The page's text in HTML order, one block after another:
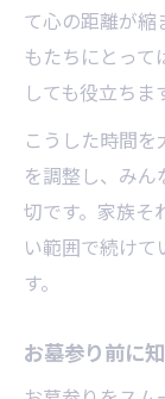
て心の距離が縮
もたちにとって
しても役立ちま
こうした時間
を調整し、み
切です。家族そ
い範囲で続け
す。
お墓参り前に